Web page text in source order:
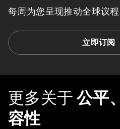
每周为您呈现推动全球议
立即订阅
更多关于 公平
容性